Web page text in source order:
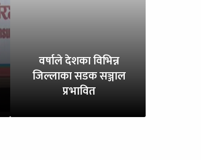
वर्षाले देशका विभिन्न
जिल्लाका सडक सञ्जाल
प्रभावित